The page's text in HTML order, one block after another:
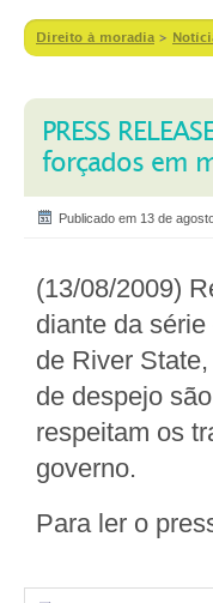
Direito à moradia >
PRESS
forçados em
Publicado em 13 de
(13/08/2009)
diante da
de River
de despejo
respeitam os
governo.
Para ler o